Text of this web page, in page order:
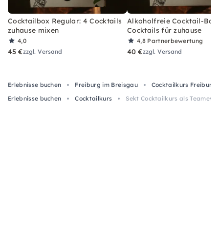
Cocktailbox Regular: 4 Cocktails
zuhause mixen
4,0
45 €zzgl. Versand
Alkoholfreie Cocktail-Box
Cocktails für zuhause
4,8 Partnerbewertung
40 €zzgl. Versand
Erlebnisse buchen Freiburg im Breisgau
Cocktailkurs Freiburg
Erlebnisse buchen
Cocktailkurs Sekt Cocktailkurs als